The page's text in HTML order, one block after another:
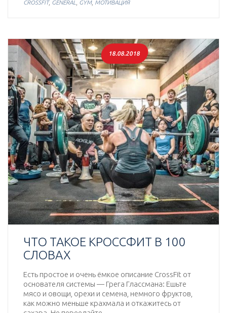
CROSSFIT, GENERAL , GYM, МОТИВАЦИЯ
ЧТО ТАКОЕ КРОССФИТ В 100
СЛОВАХ
Есть простое и очень ёмкое описание CrossFit от
основателя системы — Грега Глассмана: Ешьте
мясо и овощи, орехи и семена, немного фруктов,
как можно меньше крахмала и откажитесь от
18.08.2018